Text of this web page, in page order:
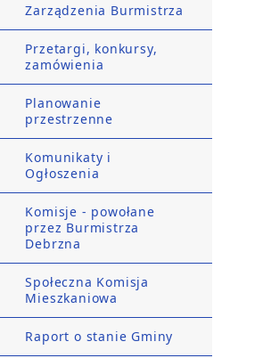
Zarządzenia Burmistrza
Przetargi, konkursy,
zamówienia
Planowanie
przestrzenne
Komunikaty i
Ogłoszenia
Komisje - powołane
przez Burmistrza
Debrzna
Społeczna Komisja
Mieszkaniowa
Raport o stanie Gminy